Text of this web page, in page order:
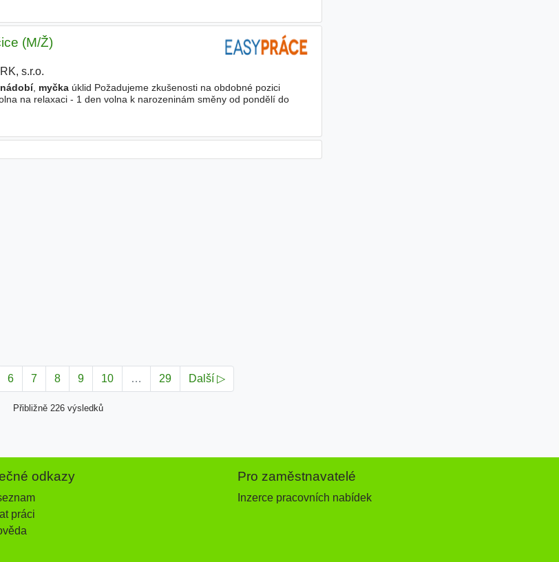
(M/Ž)
s.r.o.
nádobí, myčkaúklid Požadujeme zkušenosti na obdobné pozici
na relaxaci - 1 den volna k narozeninám směny od pondělí do
6 7 8 9 10 … 29 Další ▷
Přibližně 226 výsledků
odkazy
práci
Pro zaměstnavatelé
Inzerce pracovních nabídek